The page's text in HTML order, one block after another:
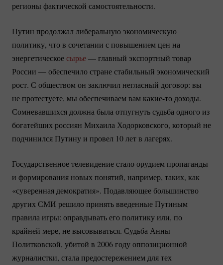
регионы фактической самостоятельности.
Путин продолжал либеральную экономическую
политику, что в сочетании с повышением цен на
энергетическоесырье— главный экспортный товар
России — обеспечило стране стабильный экономический
рост. С обществом он заключил негласный договор: вы
не протестуете, мы обеспечиваем вамкакие-то доходы.
Сомневавшихся должна была отпугнуть судьба одного из
богатейших россиян Михаила Ходорковского, который не
подчинился Путину и провел 10 лет в лагерях.
Государственное телевидение стало орудием пропаганды
и формирования новых понятий, например, таких, как
«суверенная демократия». Подавляющее большинство
других СМИ решило принять введенные Путиным
правила игры: оправдывать его политику или, по
крайней мере, не высовываться. Судьба Анны
Политковской, убитой в 2006 году оппозиционной
журналистки, стала предостережением для тех